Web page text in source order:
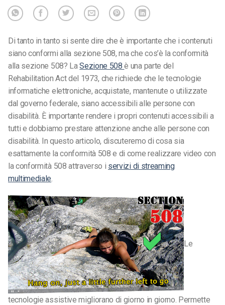
Di tanto in tanto si sente dire che è importante che i contenuti
siano conformi alla sezione 508, ma che cos’è la conformità
alla sezione 508? LaSezione 508è una parte del
Rehabilitation Act del 1973, che richiede che le tecnologie
informatiche elettroniche, acquistate, mantenute o utilizzate
dal governo federale, siano accessibili alle persone con
disabilità. È importante rendere i propri contenuti accessibili a
tutti e dobbiamo prestare attenzione anche alle persone con
disabilità. In questo articolo, discuteremo di cosa sia
esattamente la conformità 508 e di come realizzare video con
la conformità 508 attraverso i servizi di streaming
multimediale.
Le
tecnologie assistive migliorano di giorno in giorno. Permette